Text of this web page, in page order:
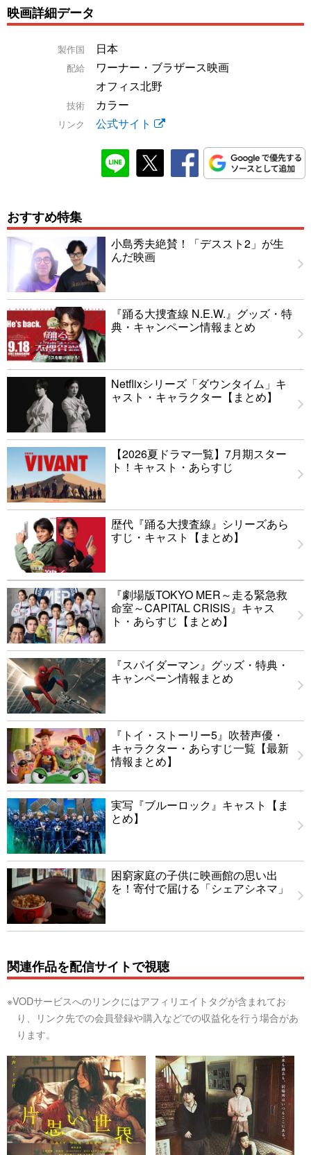
映画詳細データ
製作国 日本
配給
ワーナー・ブラザース映画
オフィス北野
技術 カラー
リンク 公式サイト
おすすめ特集
小島秀夫絶賛！「デススト2」が生
んだ映画
『踊る大捜査線 N.E.W.』グッズ・特
典・キャンペーン情報まとめ
Netflixシリーズ「ダウンタイム」キ
ャスト・キャラクター【まとめ】
【2026夏ドラマ一覧】7月期スター
ト！キャスト・あらすじ
歴代『踊る大捜査線』シリーズあら
すじ・キャスト【まとめ】
『劇場版TOKYO MER～走る緊急救
命室～CAPITAL CRISIS』キャス
ト・あらすじ【まとめ】
『スパイダーマン』グッズ・特典・
キャンペーン情報まとめ
『トイ・ストーリー5』吹替声優・
キャラクター・あらすじ一覧【最新
情報まとめ】
実写『ブルーロック』キャスト【ま
とめ】
困窮家庭の子供に映画館の思い出
を！寄付で届ける「シェアシネマ」
関連作品を配信サイトで視聴
※VODサービスへのリンクにはアフィリエイトタグが含まれてお
り、リンク先での会員登録や購入などでの収益化を行う場合があ
ります。